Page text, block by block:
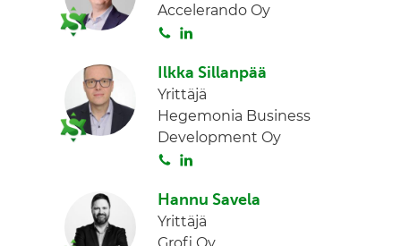
a
e
n
Accelerando Oy
S
i
t
a
n
k
e
d
Ilkka Sillanpää
Yrittäjä
Hegemonia Business
Development Oy
S
i
t
n
k
Hannu Savela
Yrittäjä